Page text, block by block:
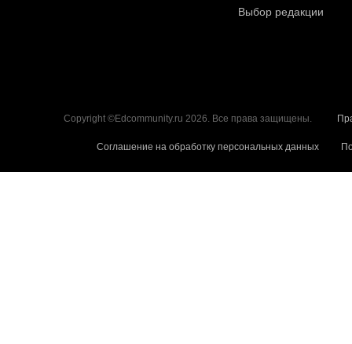
Выбор редакции
Copyright ©Edcommunity.ru 2026. Все права защищены.
Соглашение на обработку персональных данных